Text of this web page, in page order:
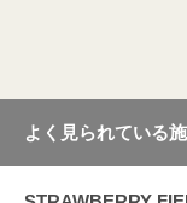
よく見られている